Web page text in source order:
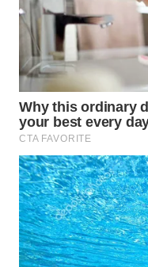
WN
BOGOR
WN
DEPOK
WN
TAPANULI
UTARA
WN
SAMOSIR
WN